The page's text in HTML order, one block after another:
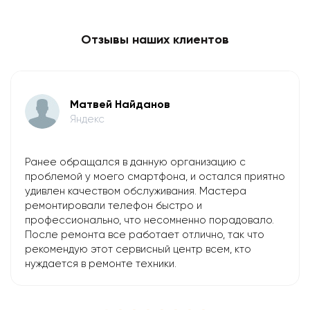
Отзывы наших клиентов
Матвей Найданов
Яндекс
Ранее обращался в данную организацию с
проблемой у моего смартфона, и остался приятно
удивлен качеством обслуживания. Мастера
ремонтировали телефон быстро и
профессионально, что несомненно порадовало.
После ремонта все работает отлично, так что
рекомендую этот сервисный центр всем, кто
нуждается в ремонте техники.